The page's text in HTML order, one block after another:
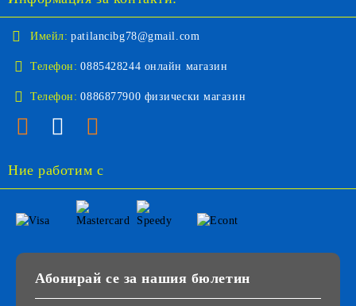
Имейл: patilancibg78@gmail.com
Телефон: 0885428244 онлайн магазин
Телефон: 0886877900 физически магазин
Ние работим с
Абонирай се за нашия бюлетин